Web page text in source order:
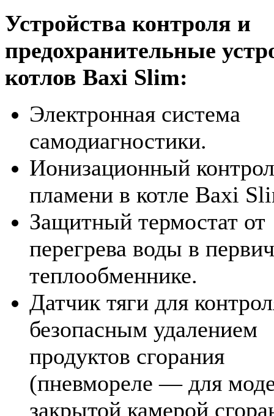
Устройства контроля и
предохранительные
котлов Baxi Slim:
Электронная система
самодиагностики.
Ионизационный
пламени в котле Baxi
Защитный термостат от
перегрева воды в
теплообменнике.
Датчик тяги для
безопасным удалением
продуктов сгорания
(пневмореле — для
закрытой камерой